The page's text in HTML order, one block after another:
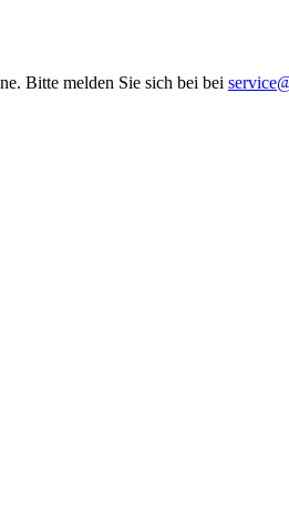
Bitte melden Sie sich bei bei